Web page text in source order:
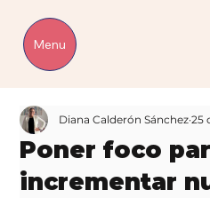
Menu
Poner foco
incrementar
Diana Calderón Sánchez 25